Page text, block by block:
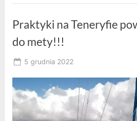
Praktyki na Teneryfie
do mety!!!
Posted
5 grudnia 2022